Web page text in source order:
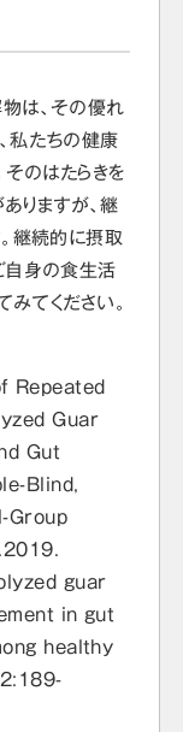
は、その優れ
私たちの健康
そのはたらきを
りますが、継
継続的に摂取
自身の食生活
てください。
Repeated
Guar
Gut
Blind,
Group
guar
in gut
healthy